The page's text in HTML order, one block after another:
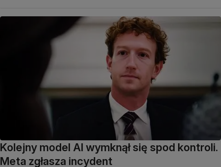
Kolejny model AI wymknął się spod kontroli.
Meta zgłasza incydent